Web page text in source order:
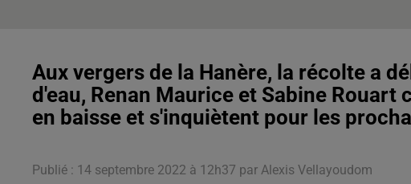
Aux vergers de la Hanère, la récolte a
d'eau, Renan Maurice et Sabine
en baisse et s'inquiètent pour les
Publié : 14 septembre 2022 à 12h37 par Alexis Vellayoudom